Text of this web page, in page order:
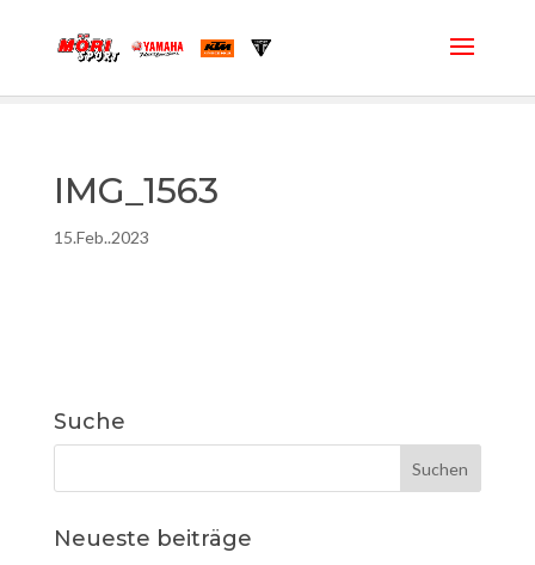
IMG_1563
15.Feb..2023
Suche
Neueste beiträge